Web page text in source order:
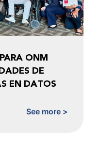
ONM
DE
EN DATOS
See more >